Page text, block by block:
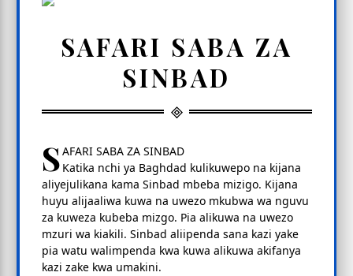
SAFARI SABA ZA
SINBAD
SAFARI SABA ZA SINBAD
Katika nchi ya Baghdad kulikuwepo na kijana
aliyejulikana kama Sinbad mbeba mizigo. Kijana
huyu alijaaliwa kuwa na uwezo mkubwa wa nguvu
za kuweza kubeba mizgo. Pia alikuwa na uwezo
mzuri wa kiakili. Sinbad aliipenda sana kazi yake
pia watu walimpenda kwa kuwa alikuwa akifanya
kazi zake kwa umakini.